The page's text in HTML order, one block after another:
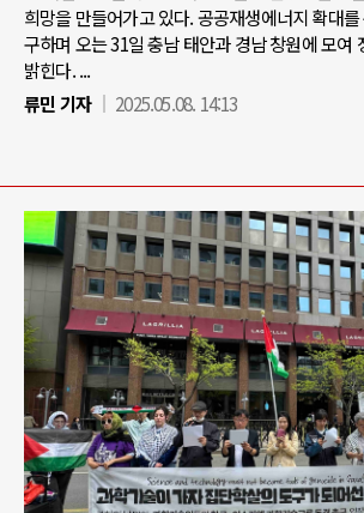
희망을 만들어가고 있다. 공공재생에너지 확대
구하며 오는 31일 충남 태안과 경남 창원에 모여
밝힌다. ...
류민 기자
2025.05.08. 14:13